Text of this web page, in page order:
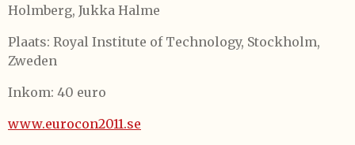
Holmberg, Jukka Halme
Plaats: Royal Institute of Technology, Stockholm,
Zweden
Inkom: 40 euro
www.eurocon2011.se